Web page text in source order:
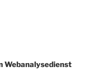
Webanalysedienst